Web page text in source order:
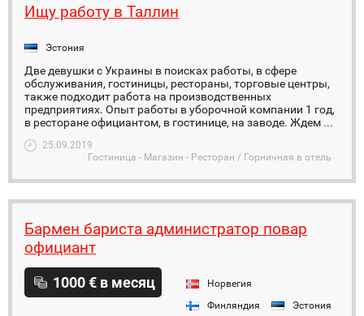
Ищу работу в Таллин
Эстония
Две девушки с Украины в поисках работы, в сфере
обслуживания, гостиницы, рестораны, торговые центры,
также подходит работа на производственных
предприятиях. Опыт работы в уборочной компании 1 год,
в ресторане официантом, в гостинице, на заводе. Ждем ...
25.09.2019
Гостиница - Магазин - Ресторан / Горничная в отель
Бармен бариста администратор повар
официант
1000 € в месяц
Норвегия
Финляндия
Эстония